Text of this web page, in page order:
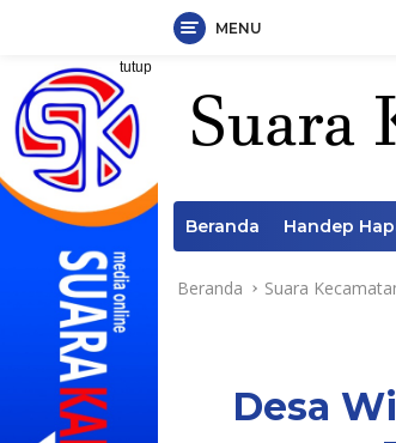
Langsung
konten
MENU
tutup
Beranda Handep
Beranda Suara
Desa